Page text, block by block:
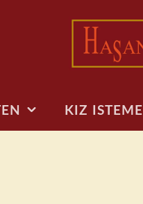
KIZ ISTEME